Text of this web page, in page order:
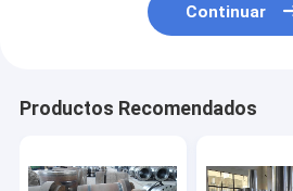
Continuar
Productos Recomendados